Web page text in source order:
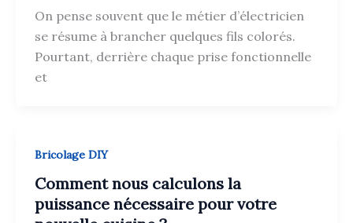
On pense souvent que le métier d’électricien
se résume à brancher quelques fils colorés.
Pourtant, derrière chaque prise fonctionnelle
et
Bricolage DIY
Comment nous calculons la
puissance nécessaire pour votre